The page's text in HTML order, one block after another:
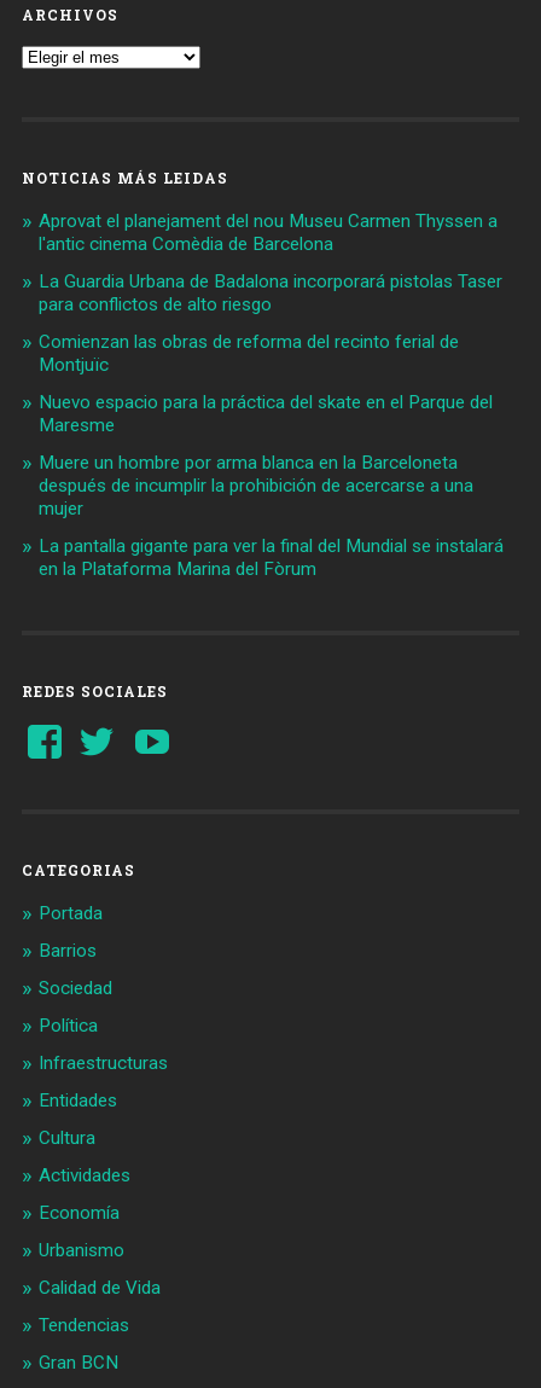
ARCHIVOS
Archivos
NOTICIAS MÁS LEIDAS
Aprovat el planejament del nou Museu Carmen Thyssen a
l'antic cinema Comèdia de Barcelona
La Guardia Urbana de Badalona incorporará pistolas Taser
para conflictos de alto riesgo
Comienzan las obras de reforma del recinto ferial de
Montjuïc
Nuevo espacio para la práctica del skate en el Parque del
Maresme
Muere un hombre por arma blanca en la Barceloneta
después de incumplir la prohibición de acercarse a una
mujer
La pantalla gigante para ver la final del Mundial se instalará
en la Plataforma Marina del Fòrum
REDES SOCIALES
Ver
perfil
Ver
perfil
CATEGORIAS
Portada
Barrios
Sociedad
Política
Infraestructuras
Entidades
Cultura
Actividades
Economía
Urbanismo
Calidad de Vida
Tendencias
Gran BCN